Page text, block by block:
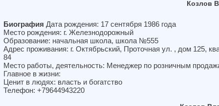
Козлов
Биография Дата рождения: 17 сентября 1986 года
Место рождения: г. Железнодорожный
Образование: начальная школа, школа №555
Адрес проживания: г. Октябрьский, Проточная ул. , дом 125,
84
Место работы, деятельность: Менеджер по розничным
Главное в жизни:
Ценит в людях: власть и богатство
Телефон: +79644943220